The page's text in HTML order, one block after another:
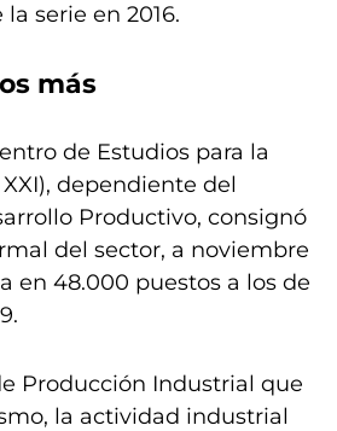
serie en 2016.
más
de Estudios para la
dependiente del
Productivo, consignó
del sector, a noviembre
en 48.000 puestos a los de
Producción Industrial que
la actividad industrial